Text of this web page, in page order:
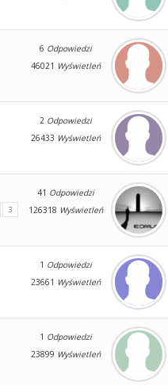
6 Odpowiedzi
46021 Wyświetleń
2 Odpowiedzi
26433 Wyświetleń
3
41 Odpowiedzi
126318 Wyświetleń
1 Odpowiedzi
23661 Wyświetleń
1 Odpowiedzi
23899 Wyświetleń